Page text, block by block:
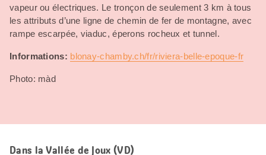
vapeur ou électriques. Le tronçon de seulement 3 km à tous
les attributs d’une ligne de chemin de fer de montagne, avec
rampe escarpée, viaduc, éperons rocheux et tunnel.
Informations: blonay-chamby.ch/fr/riviera-belle-epoque-fr
Photo: màd
Dans la Vallée de Joux (VD)